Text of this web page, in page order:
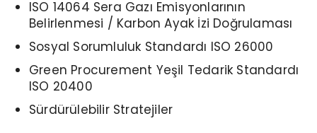
ISO 14064 Sera Gazı Emisyonlarının
Belirlenmesi / Karbon Ayak İzi Doğrulaması
Sosyal Sorumluluk Standardı ISO 26000
Green Procurement Yeşil Tedarik Standardı
ISO 20400
Sürdürülebilir Stratejiler